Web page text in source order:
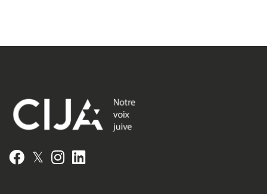
Facebook
𝕏 Instagram